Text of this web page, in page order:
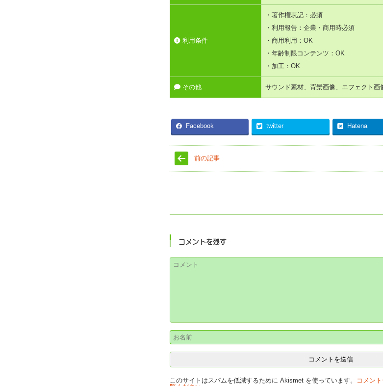
利用条件
・著作権表記：必須
・利用報告：企業・商用時必須
・商用利用：OK
・年齢制限コンテンツ：OK
・加工：OK
その他 サウンド素材、背景画像、エフェクト画
Facebook twitter Hatena
前の記事
コメントを残す
このサイトはスパムを低減するために Akismet を使っています。
コメン